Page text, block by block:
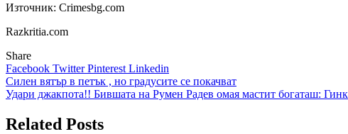
Източник: Crimesbg.com
Razkritia.com
Share
Facebook TwitterPinterest Linkedin
Навигация
Силен вятър в петък , но градусите се покачват
Удари джакпота!! Бившата на Румен Радев омая мастит богаташ:
Related Posts